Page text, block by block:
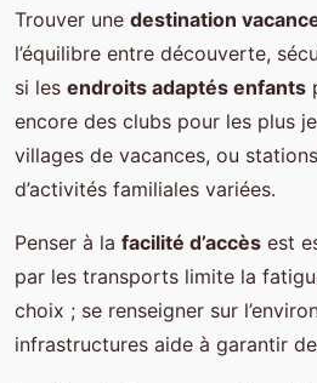
Trouver une destination
l’équilibre entre découverte,
si les endroits adaptés enfants
encore des clubs pour les plus
villages de vacances, ou
d’activités familiales variées.
Penser à la facilité d’accès est
par les transports limite la
choix ; se renseigner sur
infrastructures aide à garantir